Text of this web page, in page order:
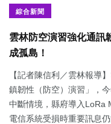
綜合新聞
雲林防空演習強化通訊
成孤島！
【記者陳信利／雲林報導
鎮韌性（防空）演習」，
中斷情境，縣府導入LoRa
電信系統受損時重要訊息仍